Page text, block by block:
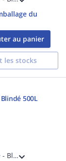
du
au panier
les stocks
500L
Chauffe-eau électrique - Blindé 500L stable tous courants (jaquette grise en PVC souple)